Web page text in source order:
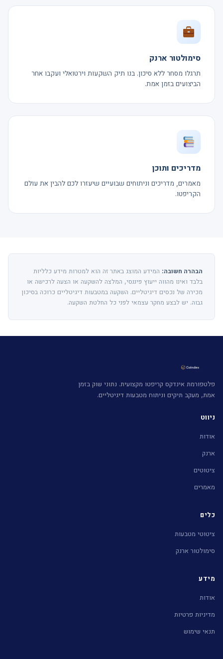
סימולטור ארנק
תרגלו מסחר ללא סיכון. בנו תיק השקעות וירטואלי ועקבו אחר
הביצועים בזמן אמת.
מדריכים ותוכן
מאמרים, מדריכים וניתוחים שבועיים שיעזרו לכם להבין את עולם
הקריפטו.
הבהרה חשובה: המידע המוצג באתר זה הוא למטרות מידע כלליות
בלבד ואינו מהווה ייעוץ פיננסי, המלצה להשקעה או הצעה לרכישה או
מכירה של נכסים דיגיטליים. השקעה במטבעות דיגיטליים כרוכה בסיכון
גבוה. יש לבצע מחקר עצמאי לפני כל החלטת השקעה.
פלטפורמת אינדקס קריפטו מקצועית. נתוני שוק בזמן
אמת, מעקב תיקים וניתוח מטבעות דיגיטליים.
ניווט
אודות
ארנק
ציטוטים
מאמרים
כלים
ציטוטי מטבעות
סימולטור ארנק
מידע
אודות
מדיניות פרטיות
תנאי שימוש